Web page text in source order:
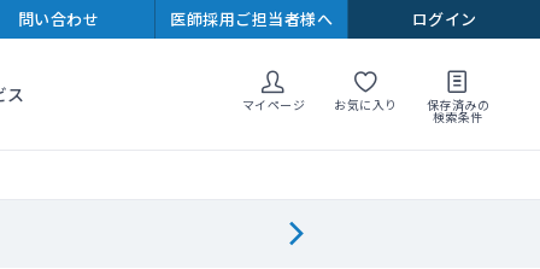
問い合わせ 医師採用ご担当者様へ ログイン
ス マイページ お気に入り 保存済みの
検索条件